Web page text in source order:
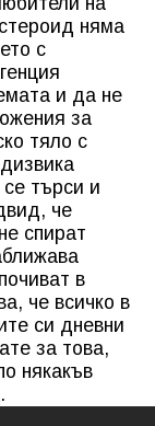
няма
с
и да не
за
тяло с
търси и
че
спират
в
че всичко в
си дневни
за това,
някакъв